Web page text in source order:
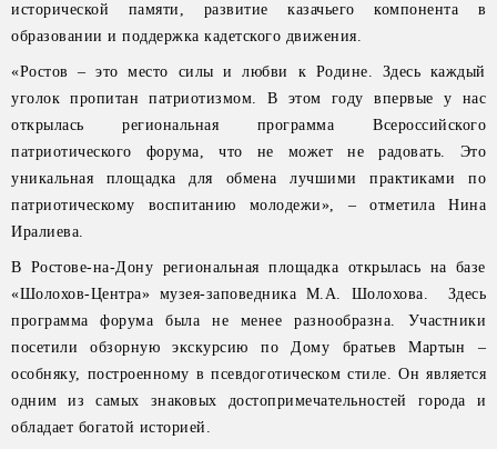
исторической памяти, развитие казачьего компонента в
образовании и поддержка кадетского движения.
«Ростов – это место силы и любви к Родине. Здесь каждый
уголок пропитан патриотизмом. В этом году впервые у нас
открылась региональная программа Всероссийского
патриотического форума, что не может не радовать. Это
уникальная площадка для обмена лучшими практиками по
патриотическому воспитанию молодежи», – отметила Нина
Иралиева.
В Ростове-на-Дону региональная площадка открылась на базе
«Шолохов-Центра» музея-заповедника М.А. Шолохова. Здесь
программа форума была не менее разнообразна. Участники
посетили обзорную экскурсию по Дому братьев Мартын –
особняку, построенному в псевдоготическом стиле. Он является
одним из самых знаковых достопримечательностей города и
обладает богатой историей.